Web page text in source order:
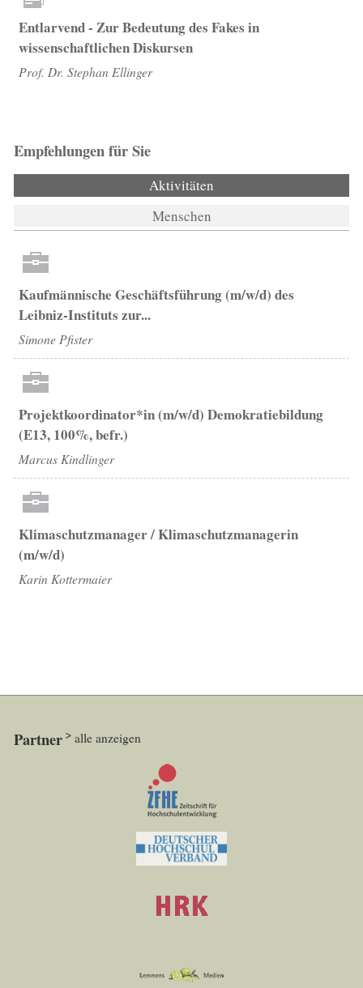
Entlarvend - Zur Bedeutung des Fakes in
wissenschaftlichen Diskursen
Prof. Dr. Stephan Ellinger
Empfehlungen für Sie
Aktivitäten
Menschen
Kaufmännische Geschäftsführung (m/w/d) des
Leibniz-Instituts zur...
Simone Pfister
Projektkoordinator*in (m/w/d) Demokratiebildung
(E13, 100%, befr.)
Marcus Kindlinger
Klimaschutzmanager / Klimaschutzmanagerin
(m/w/d)
Karin Kottermaier
Partner alle anzeigen